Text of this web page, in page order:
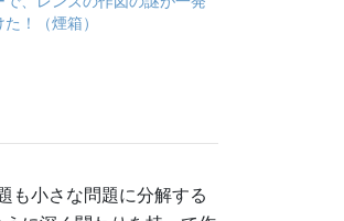
！（煙箱）
も小さな問題に分解する